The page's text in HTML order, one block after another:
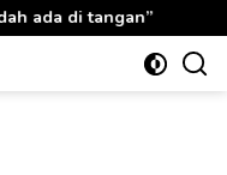
Hesti Haris: Rabu